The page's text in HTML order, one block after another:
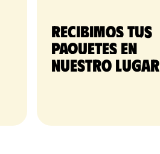
Recibimos tus
paquetes en
nuestro lugar